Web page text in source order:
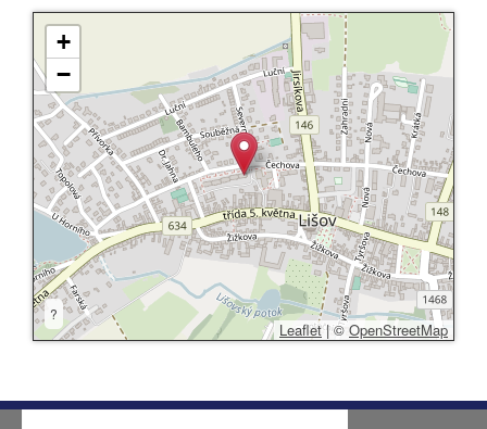
+
−
?
Leaflet |©OpenStreetMap